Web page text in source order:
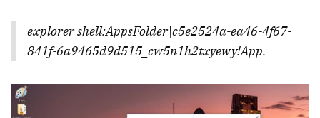
explorer shell:AppsFolder\c5e2524a-ea46-4f67-
841f-6a9465d9d515_cw5n1h2txyewy!App.